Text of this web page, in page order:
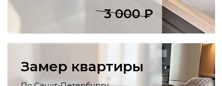
напольных покрытий, установка